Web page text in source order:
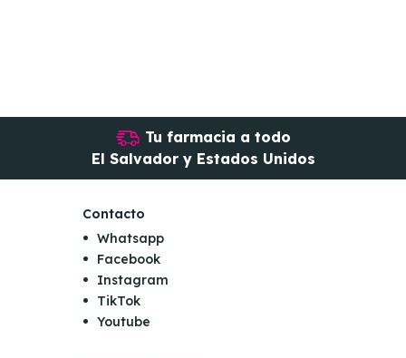
Tu farmacia a todo
El Salvador y Estados Unidos
Contacto
Whatsapp
Facebook
Instagram
TikTok
Youtube